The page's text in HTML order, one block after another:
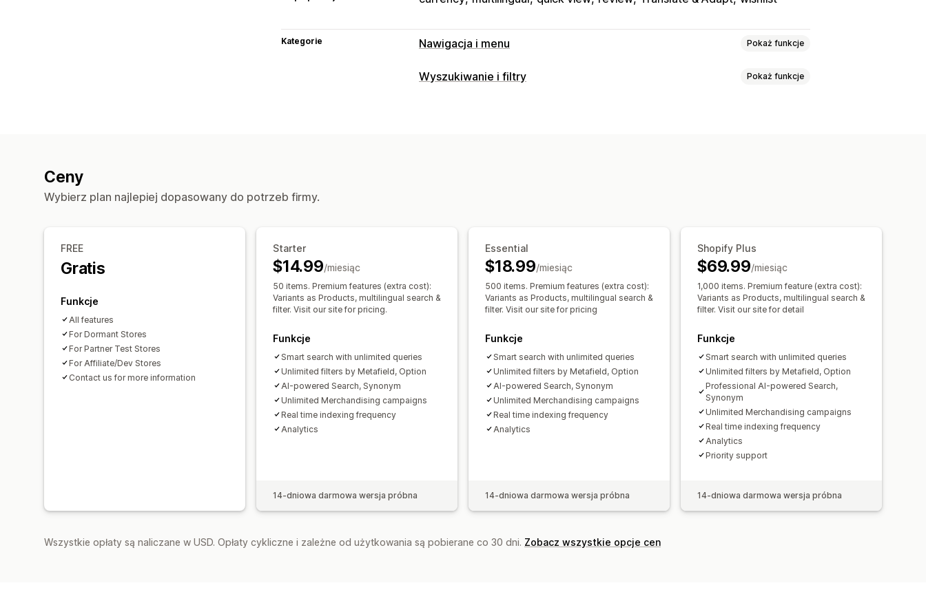
Kategorie Nawigacja i menu Pokaż funkcje
Styl menu
Responsywność na urządzeniach mobilnych
Pozycjonowanie stron
Wyszukiwanie i filtry Pokaż funkcje
Responsywność na urządzeniach mobilnych
Niestandardowy CSS
Style niestandardowe Filtrowanie wyświetlania
Niestandardowe filtry
Strona wyników wyszukiwania Sortowanie
Korzystanie z filtrów
Analizy w czasie rzeczywistym
Ceny
Wybierz plan najlepiej dopasowany do potrzeb firmy.
FREE
Gratis
Funkcje
All features
For Dormant Stores
For Partner Test Stores
For Affiliate/Dev Stores
Contact us for more information
Starter
$14.99/miesiąc
50 items. Premium features (extra cost):
Variants as Products, multilingual search &
filter. Visit our site for pricing.
Funkcje
Smart search with unlimited queries
Unlimited filters by Metafield, Option
AI-powered Search, Synonym
Unlimited Merchandising campaigns
Real time indexing frequency
Analytics
14-dniowa darmowa wersja próbna
Essential
$18.99/miesiąc
500 items. Premium features (extra cost):
Variants as Products, multilingual search &
filter. Visit our site for pricing
Funkcje
Smart search with unlimited queries
Unlimited filters by Metafield, Option
AI-powered Search, Synonym
Unlimited Merchandising campaigns
Real time indexing frequency
Analytics
14-dniowa darmowa wersja próbna
Shopify Plus
$69.99/miesiąc
1,000 items. Premium feature (extra cost):
Variants as Products, multilingual search &
filter. Visit our site for detail
Funkcje
Smart search with unlimited queries
Unlimited filters by Metafield, Option
Professional AI-powered Search,
Synonym
Unlimited Merchandising campaigns
Real time indexing frequency
Analytics
Priority support
14-dniowa darmowa wersja próbna
Wszystkie opłaty są naliczane w USD. Opłaty cykliczne i zależne od użytkowania są pobierane co 30 dni. Zobacz wszystkie opcje cen